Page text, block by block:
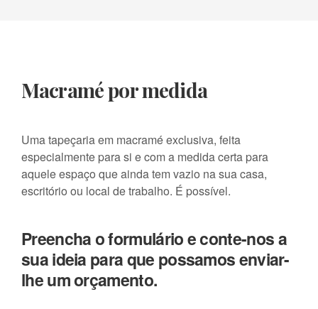
Macramé por medida
Uma tapeçaria em macramé exclusiva, feita
especialmente para si e com a medida certa para
aquele espaço que ainda tem vazio na sua casa,
escritório ou local de trabalho. É possível.
Preencha o formulário e conte-nos a
sua ideia para que possamos enviar-
lhe um orçamento.